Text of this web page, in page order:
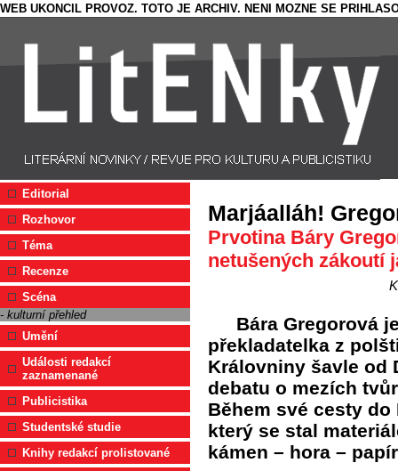
WEB UKONCIL PROVOZ. TOTO JE ARCHIV. NENI MOZNE SE
Editorial
Rozhovor
Téma
Recenze
Scéna
- kulturní přehled
Umění
Události redakcí
zaznamenané
Publicistika
Studentské studie
Knihy redakcí prolistované
Marjáalláh!
Prvotina Báry
netušených zákoutí
Bára Gregorová
překladatelka z
Královniny šavle od
debatu o mezích
Během své cesty
který se stal
kámen – hora –